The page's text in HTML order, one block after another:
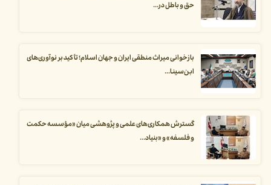
حق و باطل در...
بازخوانی میراث منطقی ایران و جهان اسلام؛ تأکید بر نوآوری‌های
ابن‌سینا...
گسترش همکاری‌های علمی و پژوهشی میان «مؤسسه حکمت
و فلسفه» و «بنیاد...